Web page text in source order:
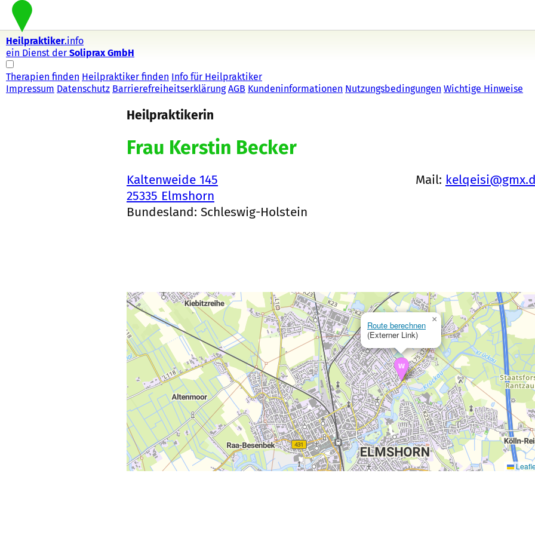
Heilpraktiker.info
ein Dienst der Soliprax GmbH
Therapien finden Heilpraktiker finden Info für Heilpraktiker
Impressum Datenschutz Barrierefreiheitserklärung AGB Kundeninformationen Nutzungsbedingungen Wichtige Hinweise
Heilpraktikerin
Frau Kerstin Becker
Kaltenweide 145
25335 Elmshorn
Bundesland: Schleswig-Holstein
Mail:
Route berechnen
(Externer Link)
×